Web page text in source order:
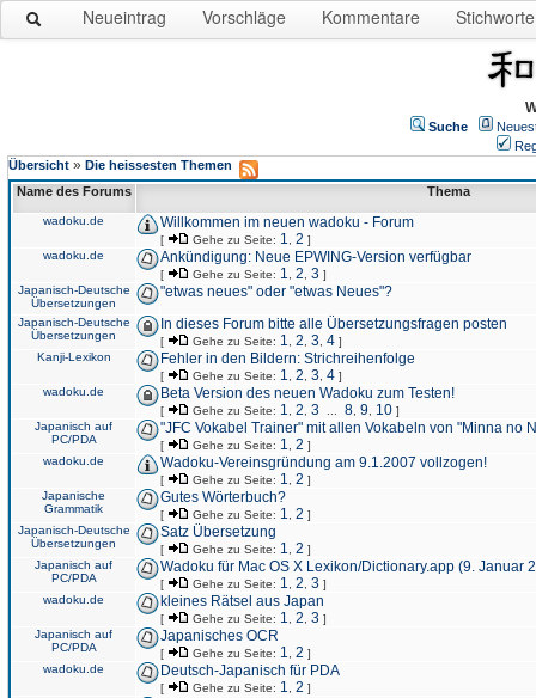
Neueintrag Vorschläge Kommentare Stichworte
Suche
Übersicht » Die heissesten Themen
Name des Forums
Thema
wadoku.de Willkommen im neuen wadoku - Forum
[ Gehe zu Seite: 1 2 ]
wadoku.de
Ankündigung: Neue EPWING-Version verfügbar
[ Gehe zu Seite: 1 2 3 ]
Japanisch-Deutsche
Übersetzungen
"etwas neues" oder "etwas Neues"?
Japanisch-Deutsche
Übersetzungen
In dieses Forum bitte alle Übersetzungsfragen posten
[ Gehe zu Seite: 1 2 3 4 ]
Kanji-Lexikon
Fehler in den Bildern: Strichreihenfolge
[ Gehe zu Seite: 1 2 3 4 ]
wadoku.de
Beta Version des neuen Wadoku zum Testen!
[ Gehe zu Seite: 1 2 3 8 9 10 ]
Japanisch auf
PC/PDA
"JFC Vokabel Trainer" mit allen Vokabeln von "Minna no
[ Gehe zu Seite: 1 2 ]
wadoku.de
Wadoku-Vereinsgründung am 9.1.2007 vollzogen!
[ Gehe zu Seite: 1 2 ]
Japanische
Grammatik
Gutes Wörterbuch?
[ Gehe zu Seite: 1 2 ]
Japanisch-Deutsche
Übersetzungen
Satz Übersetzung
[ Gehe zu Seite: 1 2 ]
Japanisch auf
PC/PDA
Wadoku für Mac OS X Lexikon/Dictionary.app (9. Januar
[ Gehe zu Seite: 1 2 3 ]
wadoku.de
kleines Rätsel aus Japan
[ Gehe zu Seite: 1 2 3 ]
Japanisch auf
PC/PDA
Japanisches OCR
[ Gehe zu Seite: 1 2 ]
wadoku.de
Deutsch-Japanisch für PDA
[ Gehe zu Seite: 1 2 ]